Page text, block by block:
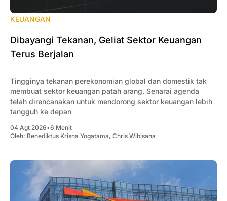
KEUANGAN
Dibayangi Tekanan, Geliat Sektor Keuangan
Terus Berjalan
Tingginya tekanan perekonomian global dan domestik tak
membuat sektor keuangan patah arang. Senarai agenda
telah direncanakan untuk mendorong sektor keuangan lebih
tangguh ke depan
04 Agt 2026•6 Menit
Oleh: Benediktus Krisna Yogatama, Chris Wibisana